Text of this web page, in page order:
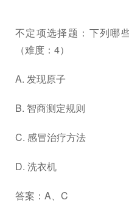
不定项选择题：下列哪
（难度：4）
A. 发现原子
B. 智商测定规则
C. 感冒治疗方法
D. 洗衣机
答案：A、C